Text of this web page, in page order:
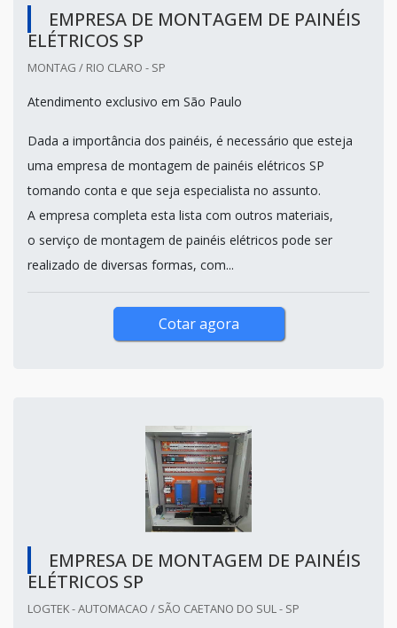
EMPRESA DE MONTAGEM DE PAINÉIS
ELÉTRICOS SP
MONTAG / RIO CLARO - SP
Atendimento exclusivo em São Paulo
Dada a importância dos painéis, é necessário que esteja
uma empresa de montagem de painéis elétricos SP
tomando conta e que seja especialista no assunto.
A empresa completa esta lista com outros materiais,
o serviço de montagem de painéis elétricos pode ser
realizado de diversas formas, com...
Cotar agora
EMPRESA DE MONTAGEM DE PAINÉIS
ELÉTRICOS SP
LOGTEK - AUTOMACAO / SÃO CAETANO DO SUL - SP